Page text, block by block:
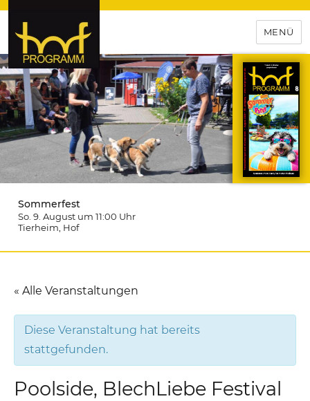
hof-programm – das
Veranstaltungsportal für
Hochfranken
MENÜ
Sommerfest
So. 9. August um 11:00 Uhr
Tierheim , Hof
« Alle Veranstaltungen
Diese Veranstaltung hat bereits
stattgefunden.
Poolside, BlechLiebe Festival